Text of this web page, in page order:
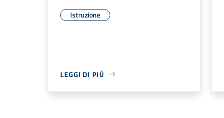
Istruzione
LEGGI DI PIÙ